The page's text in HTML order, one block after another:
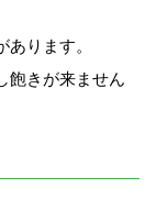
ります。
飽きが来ません